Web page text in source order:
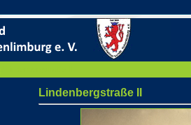
Lindenbergstraße II